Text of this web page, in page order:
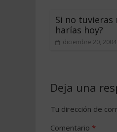
Si no tuvieras
harías hoy?
diciembre 20, 2004
Deja una
Tu dirección de
Comentario *